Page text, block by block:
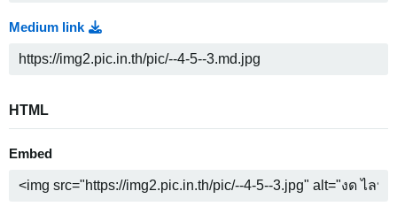
Medium link
HTML
Embed